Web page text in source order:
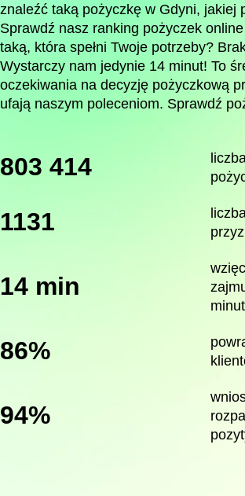
znaleźć taką pożyczkę w Gdyni, jakiej
Sprawdź nasz ranking pożyczek
taką, która spełni Twoje potrzeby?
Wystarczy nam jedynie 14 minut! To
oczekiwania na decyzję pożyczkową
ufają naszym poleceniom. Sprawdź
803 414
1131
14 min
minut
86%
94%